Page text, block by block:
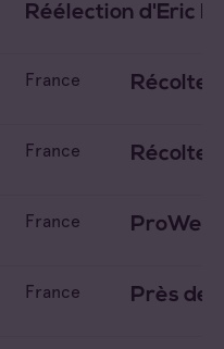
Réélection d'Eric
France Récolte
France Récolte
France
France Près de